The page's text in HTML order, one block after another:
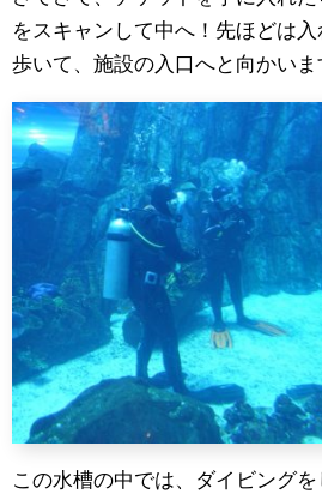
をスキャンして中へ！先ほどは
歩いて、施設の入口へと向かいま
この水槽の中では、ダイビング